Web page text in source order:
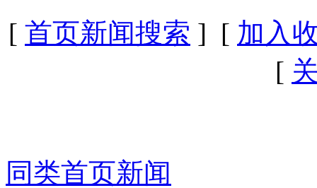
[ 首页新闻搜索 ] [ 加入
[
同类首页新闻